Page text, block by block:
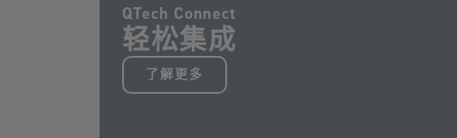
QTech Connect
轻松集成
了解更多